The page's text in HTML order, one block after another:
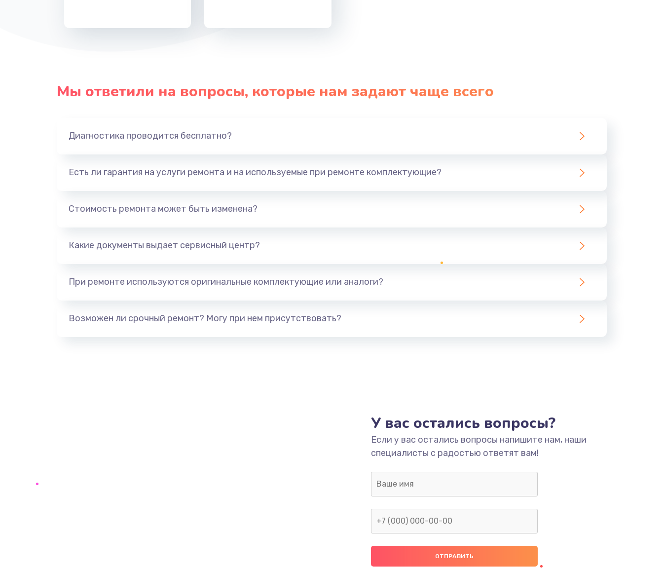
Мы ответили на вопросы, которые нам задают чаще всего
Диагностика проводится бесплатно?
Есть ли гарантия на услуги ремонта и на используемые при ремонте комплектующие?
Стоимость ремонта может быть изменена?
Какие документы выдает сервисный центр?
При ремонте используются оригинальные комплектующие или аналоги?
Возможен ли срочный ремонт? Могу при нем присутствовать?
У вас остались вопросы?
Если у вас остались вопросы напишите нам, наши
специалисты с радостью ответят вам!